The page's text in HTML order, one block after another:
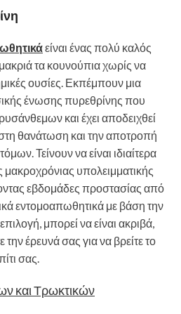
είναι ένας πολύ καλός
τα κουνούπια χωρίς να
ουσίες. Εκπέμπουν μια
ένωσης πυρεθρίνης που
και έχει αποδειχθεί
στη θανάτωση και την αποτροπή
Τείνουν να είναι ιδιαίτερα
υπολειμματικής
εβδομάδες προστασίας από
εντομοαπωθητικά με βάση την
μπορεί να είναι ακριβά,
την έρευνά σας για να βρείτε το
σας.
και Τρωκτικών